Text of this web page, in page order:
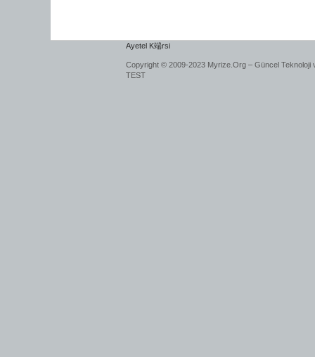
Ayetel K端rsi
Copyright © 2009-2023 Myrize.Org – Güncel Teknoloji
TEST